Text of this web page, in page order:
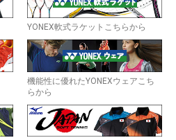
YONEX軟式ラケットこちらから
機能性に優れたYONEXウェアこち
らから